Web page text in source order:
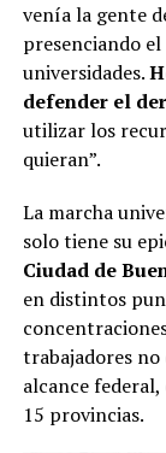
venía la gente
presenciando
universidades.
defender el
utilizar los
quieran”.
La marcha
solo tiene su
Ciudad de
en distintos
trabajadores no
alcance
15 provincias.